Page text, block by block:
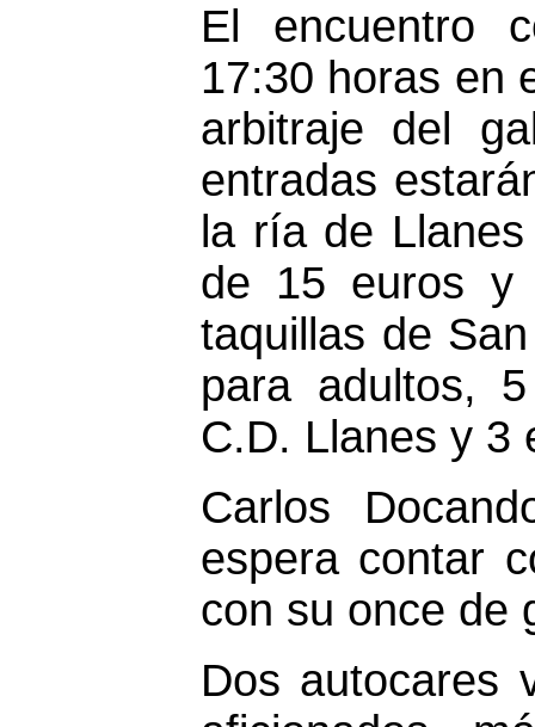
El encuentro
17:30 horas en
arbitraje del
entradas
la ría de
de 15 euros y
taquillas de
para adultos,
C.D. Llanes y 3
Carlos
espera contar
con su once de
Dos autocares